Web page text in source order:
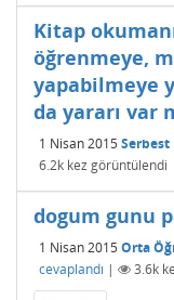
Kitap
öğrenmeye,
yapabilmeye
da yararı var
1 Nisan 2015 Serbest
6.2k kez görüntülendi
dogum gunu
1 Nisan 2015 Orta
cevaplandı | 3.6k